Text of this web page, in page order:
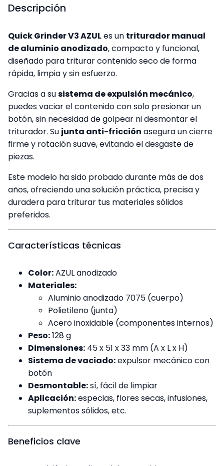
Descripción
Quick Grinder V3 AZULes un triturador manual
de aluminio anodizado, compacto y funcional,
diseñado para triturar contenido seco de forma
rápida, limpia y sin esfuerzo.
Gracias a susistema de expulsión mecánico,
puedes vaciar el contenido con solo presionar un
botón, sin necesidad de golpear ni desmontar el
triturador. Su junta anti-fricción asegura un cierre
firme y rotación suave, evitando el desgaste de
piezas.
Este modelo ha sido probado durante más de dos
años, ofreciendo una solución práctica, precisa y
duradera para triturar tus materiales sólidos
preferidos.
Características técnicas
Color:AZUL anodizado
Materiales:
Aluminio anodizado 7075 (cuerpo)
Polietileno (junta)
Acero inoxidable (componentes internos)
Peso:128 g
Dimensiones: 45 x 51 x 33 mm (A x L x H)
Sistema de vaciado:expulsor mecánico con
botón
Desmontable:sí, fácil de limpiar
Aplicación:especias, flores secas, infusiones,
suplementos sólidos, etc.
Beneficios clave